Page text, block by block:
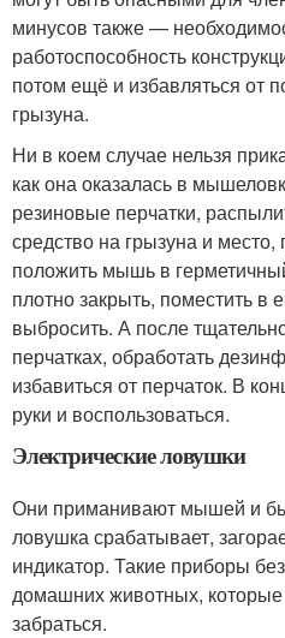
минусов также —
работоспособность
потом ещё и избавляться от
грызуна.
Ни в коем случае нельзя
как она оказалась в
резиновые перчатки,
средство на грызуна и место,
положить мышь в
плотно закрыть, поместить в
выбросить. А после
перчатках, обработать
избавиться от перчаток. В
руки и воспользоваться.
Электрические ловушки
Они приманивают мышей и
ловушка срабатывает,
индикатор. Такие приборы
домашних животных, которые
забраться.